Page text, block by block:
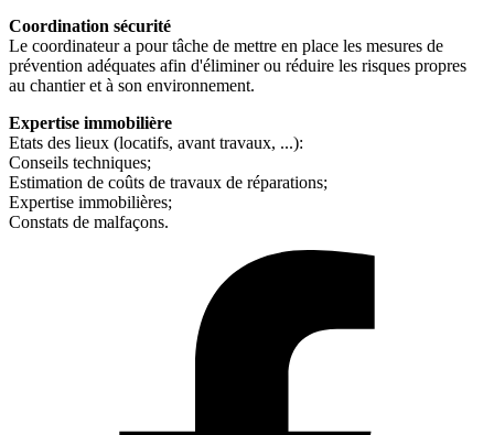
Coordination sécurité
Le coordinateur a pour tâche de mettre en place les mesures de
prévention adéquates afin d'éliminer ou réduire les risques propres
au chantier et à son environnement.
Expertise immobilière
Etats des lieux (locatifs, avant travaux, ...):
Conseils techniques;
Estimation de coûts de travaux de réparations;
Expertise immobilières;
Constats de malfaçons.